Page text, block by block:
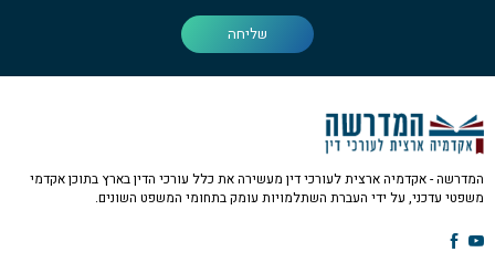
שליחה
המדרשה - אקדמיה ארצית לעורכי דין מעשירה את כלל עורכי הדין בארץ בתוכן אקדמי
משפטי עדכני, על ידי העברת השתלמויות עומק בתחומי המשפט השונים.